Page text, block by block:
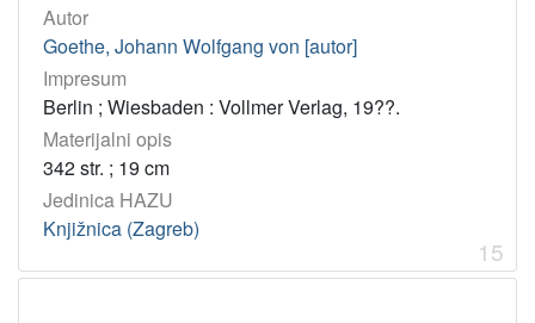
Autor
Goethe, Johann Wolfgang von [autor]
Impresum
Berlin ; Wiesbaden : Vollmer Verlag, 19??.
Materijalni opis
342 str. ; 19 cm
Jedinica HAZU
Knjižnica (Zagreb)
15